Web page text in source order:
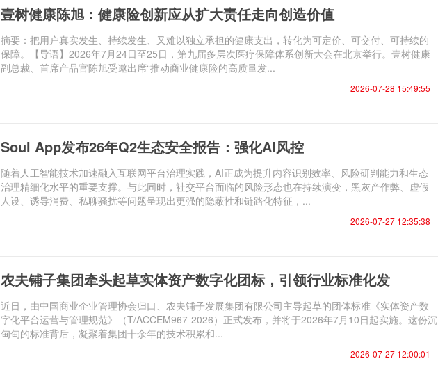
壹树健康陈旭：健康险创新应从扩大责任走向创造价值
摘要：把用户真实发生、持续发生、又难以独立承担的健康支出，转化为可定价、可交付、可持续的
保障。【导语】2026年7月24日至25日，第九届多层次医疗保障体系创新大会在北京举行。壹树健康
副总裁、首席产品官陈旭受邀出席“推动商业健康险的高质量发...
2026-07-28 15:49:55
Soul App发布26年Q2生态安全报告：强化AI风控
随着人工智能技术加速融入互联网平台治理实践，AI正成为提升内容识别效率、风险研判能力和生态
治理精细化水平的重要支撑。与此同时，社交平台面临的风险形态也在持续演变，黑灰产作弊、虚假
人设、诱导消费、私聊骚扰等问题呈现出更强的隐蔽性和链路化特征，...
2026-07-27 12:35:38
农夫铺子集团牵头起草实体资产数字化团标，引领行业标准化发
近日，由中国商业企业管理协会归口、农夫铺子发展集团有限公司主导起草的团体标准《实体资产数
字化平台运营与管理规范》（T/ACCEM967-2026）正式发布，并将于2026年7月10日起实施。这份沉
甸甸的标准背后，凝聚着集团十余年的技术积累和...
2026-07-27 12:00:01